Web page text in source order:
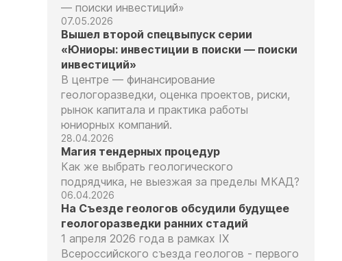
— поиски инвестиций»
07.05.2026
Вышел второй спецвыпуск серии
«Юниоры: инвестиции в поиски — поиски
инвестиций»
В центре — финансирование
геологоразведки, оценка проектов, риски,
рынок капитала и практика работы
юниорных компаний.
28.04.2026
Магия тендерных процедур
Как же выбрать геологического
подрядчика, не выезжая за пределы МКАД?
06.04.2026
На Съезде геологов обсудили будущее
геологоразведки ранних стадий
1 апреля 2026 года в рамках IX
Всероссийского съезда геологов - первого